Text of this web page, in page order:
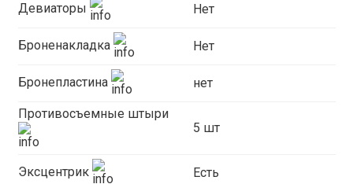
Девиаторы Нет
Броненакладка Нет
Бронепластина нет
Противосъемные штыри
5 шт
Эксцентрик Есть